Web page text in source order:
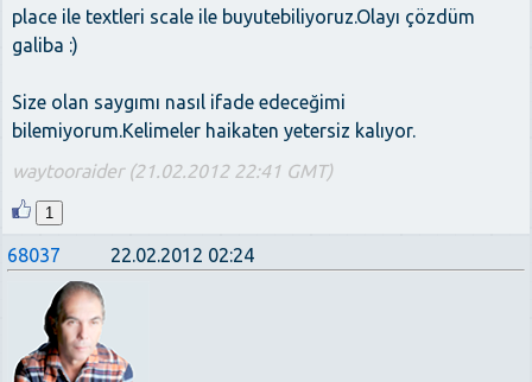
place ile textleri scale ile buyutebiliyoruz.Olayı çözdüm
galiba :)
Size olan saygımı nasıl ifade edeceğimi
bilemiyorum.Kelimeler haikaten yetersiz kalıyor.
waytooraider (21.02.2012 22:41 GMT)
1
68037 22.02.2012 02:24